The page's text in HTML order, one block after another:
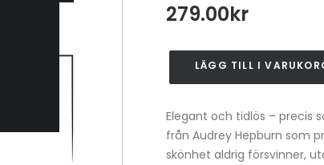
279.00kr
Elegance
-
Hepburn
Poster
mängd
LÄGG TILL I
Elegant och tidlös – precis
från Audrey Hepburn som
skönhet aldrig försvinner,